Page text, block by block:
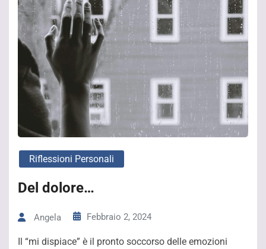
Riflessioni Personali
Del dolore…
Angela Febbraio 2, 2024
Il “mi dispiace” è il pronto soccorso delle emozioni